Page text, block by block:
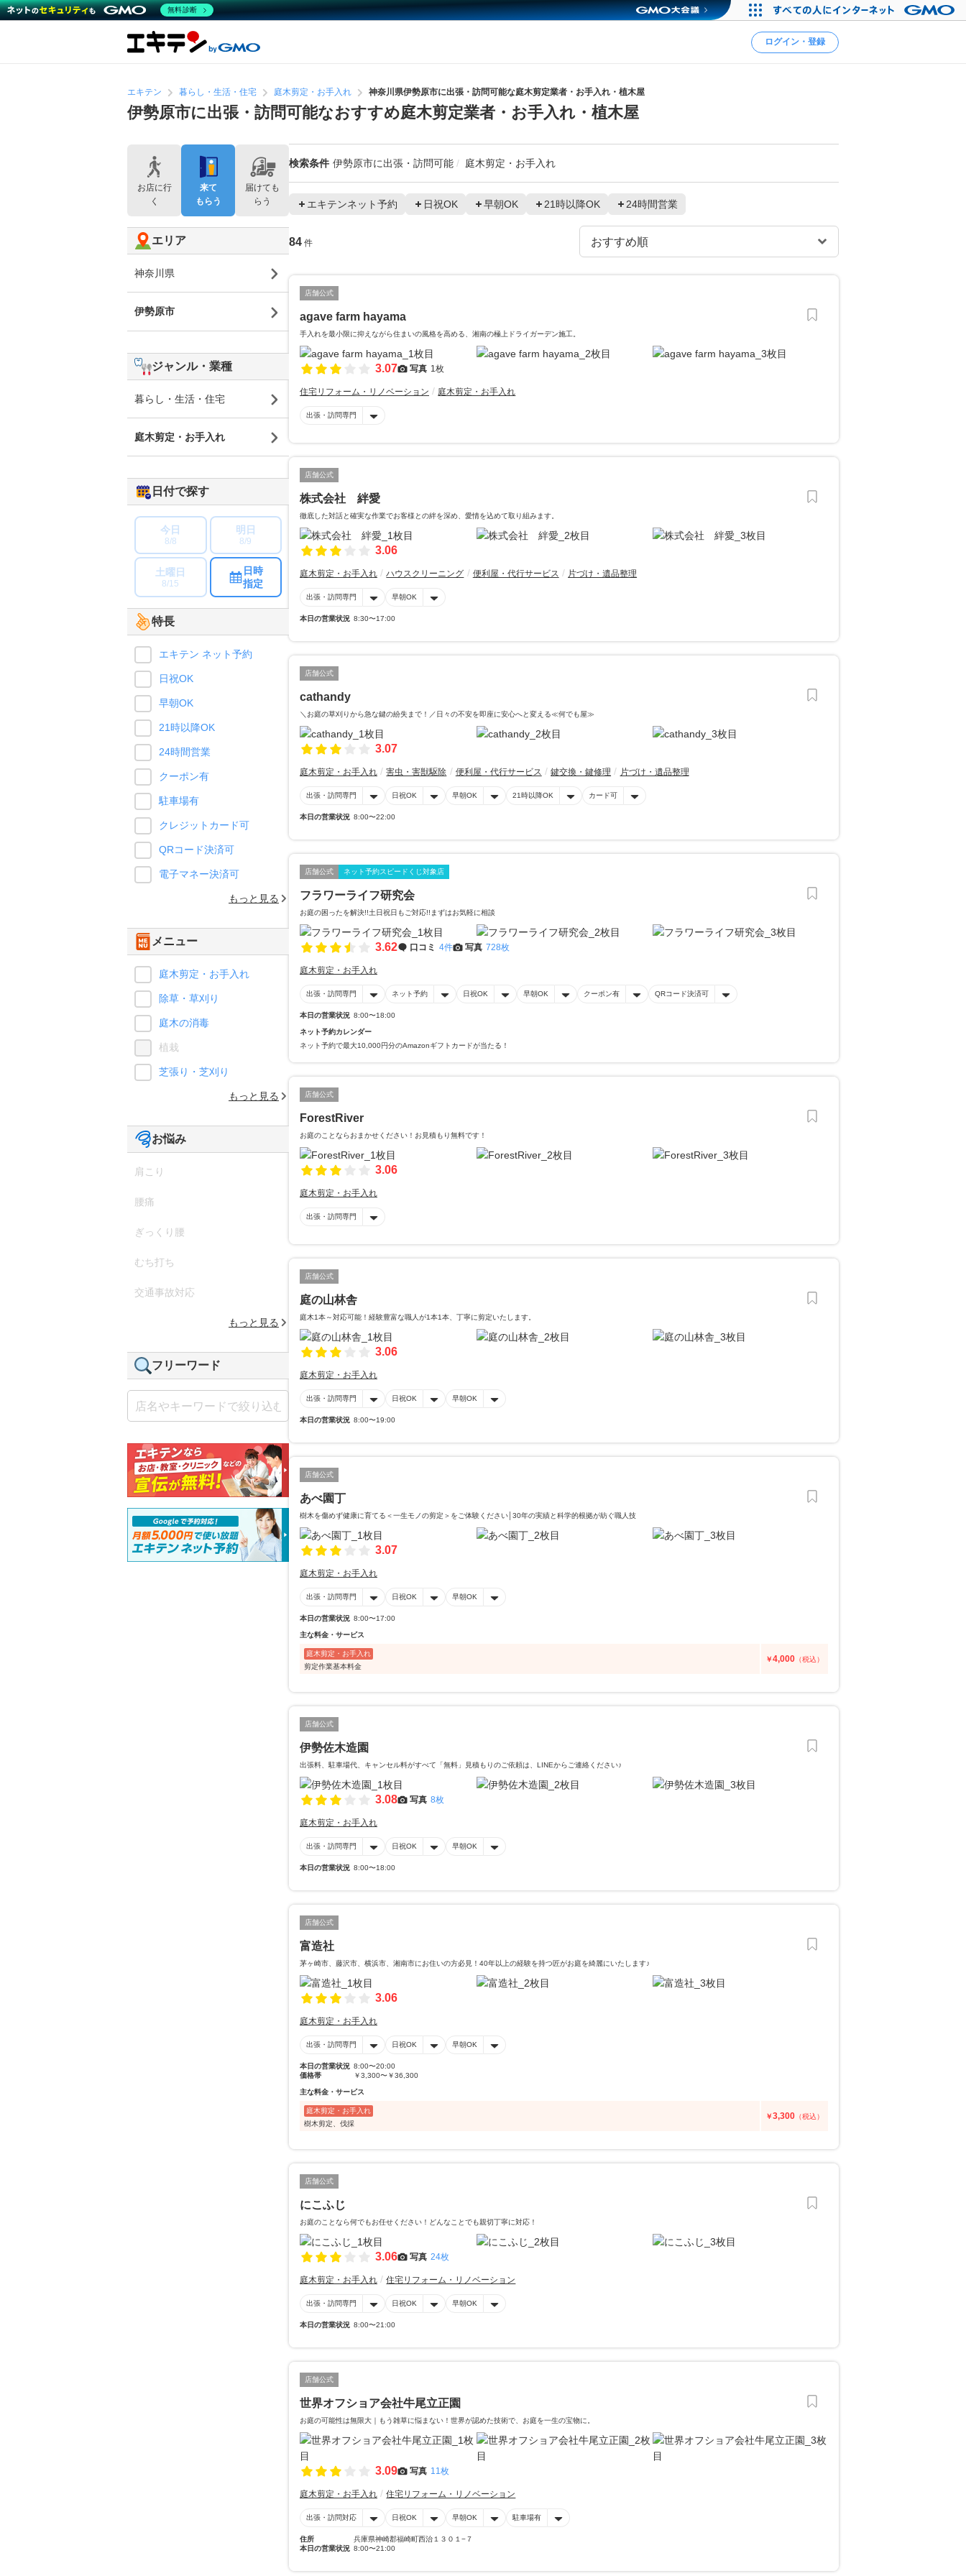
ログイン・登録
エキテン 暮らし・生活・住宅 庭木剪定・お手入れ 神奈川県伊勢原市に出張・訪問可能な庭木剪定業者・お手入れ・植木屋
伊勢原市に出張・訪問可能なおすすめ庭木剪定業者・お手入れ・植木屋
検索条件 伊勢原市に出張・訪問可能 庭木剪定・お手入れ
エキテンネット予約 日祝OK 早朝OK 21時以降OK 24時間営業
84 件
店舗公式
agave farm hayama
手入れを最小限に抑えながら住まいの風格を高める、湘南の極上ドライガーデン施工。
3.07 写真 1枚
住宅リフォーム・リノベーション 庭木剪定・お手入れ
出張・訪問専門
店舗公式
株式会社 絆愛
徹底した対話と確実な作業でお客様との絆を深め、愛情を込めて取り組みます。
3.06
庭木剪定・お手入れ ハウスクリーニング 便利屋・代行サービス 片づけ・遺品整理
出張・訪問専門 早朝OK
本日の営業状況 8:30〜17:00
店舗公式
cathandy
＼お庭の草刈りから急な鍵の紛失まで！／日々の不安を即座に安心へと変える≪何でも屋≫
3.07
庭木剪定・お手入れ 害虫・害獣駆除 便利屋・代行サービス 鍵交換・鍵修理 片づけ・遺品整理
出張・訪問専門 日祝OK 早朝OK 21時以降OK カード可
本日の営業状況 8:00〜22:00
店舗公式 ネット予約スピードくじ対象店
フラワーライフ研究会
お庭の困ったを解決!!土日祝日もご対応!!まずはお気軽に相談
3.62 口コミ 4件 写真 728枚
庭木剪定・お手入れ
出張・訪問専門 ネット予約 日祝OK 早朝OK クーポン有 QRコード決済可
本日の営業状況 8:00〜18:00
ネット予約カレンダー
ネット予約で最大10,000円分のAmazonギフトカードが当たる！
店舗公式
ForestRiver
お庭のことならおまかせください！お見積もり無料です！
3.06
庭木剪定・お手入れ
出張・訪問専門
店舗公式
庭の山林舎
庭木1本～対応可能！経験豊富な職人が1本1本、丁寧に剪定いたします。
3.06
庭木剪定・お手入れ
出張・訪問専門 日祝OK 早朝OK
本日の営業状況 8:00〜19:00
店舗公式
あべ園丁
樹木を傷めず健康に育てる＜一生モノの剪定＞をご体験ください│30年の実績と科学的根拠が紡ぐ職人技
3.07
庭木剪定・お手入れ
出張・訪問専門 日祝OK 早朝OK
本日の営業状況 8:00〜17:00
主な料金・サービス
庭木剪定・お手入れ
剪定作業基本料金
￥4,000 （税込）
店舗公式
伊勢佐木造園
出張料、駐車場代、キャンセル料がすべて「無料」見積もりのご依頼は、LINEからご連絡ください♪
3.08 写真 8枚
庭木剪定・お手入れ
出張・訪問専門 日祝OK 早朝OK
本日の営業状況 8:00〜18:00
店舗公式
富造社
茅ヶ崎市、藤沢市、横浜市、湘南市にお住いの方必見！40年以上の経験を持つ匠がお庭を綺麗にいたします♪
3.06
庭木剪定・お手入れ
出張・訪問専門 日祝OK 早朝OK
本日の営業状況 8:00〜20:00
価格帯
￥3,300〜￥36,300
主な料金・サービス
庭木剪定・お手入れ
樹木剪定、伐採
￥3,300 （税込）
店舗公式
にこふじ
お庭のことなら何でもお任せください！どんなことでも親切丁寧に対応！
3.06 写真 24枚
庭木剪定・お手入れ 住宅リフォーム・リノベーション
出張・訪問専門 日祝OK 早朝OK
本日の営業状況 8:00〜21:00
店舗公式
世界オフショア会社牛尾立正園
お庭の可能性は無限大｜もう雑草に悩まない！世界が認めた技術で、お庭を一生の宝物に。
3.09 写真 11枚
庭木剪定・お手入れ 住宅リフォーム・リノベーション
出張・訪問対応 日祝OK 早朝OK 駐車場有
住所
兵庫県神崎郡福崎町西治１３０１−７
本日の営業状況 8:00〜21:00
お店に行
く
来て
もらう
届けても
らう
エリア
神奈川県
伊勢原市
ジャンル・業種
暮らし・生活・住宅
庭木剪定・お手入れ
日付で探す
今日
8/8
明日
8/9
土曜日
8/15
日時
指定
特長
エキテン ネット予約
日祝OK
早朝OK
21時以降OK
24時間営業
クーポン有
駐車場有
クレジットカード可
QRコード決済可
電子マネー決済可
もっと見る
メニュー
庭木剪定・お手入れ
除草・草刈り
庭木の消毒
植栽
芝張り・芝刈り
もっと見る
お悩み
肩こり
腰痛
ぎっくり腰
むち打ち
交通事故対応
もっと見る
フリーワード
無料診断